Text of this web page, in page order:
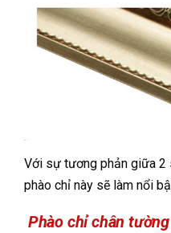
Với sự tương phản giữa 2
phào chỉ này sẽ làm nổi
Phào chỉ chân